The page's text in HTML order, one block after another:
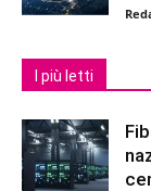
I più letti